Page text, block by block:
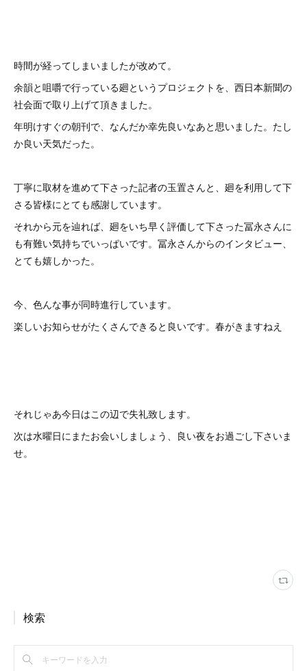
時間が経ってしまいましたが改めて。
余韻と咀嚼で行っている廻というプロジェクトを、西日本新聞の
社会面で取り上げて頂きました。
年明けすぐの朝刊で、なんだか幸先良いなあと思いました。たし
か良い天気だった。
丁寧に取材を進めて下さった記者の玉置さんと、廻を利用して下
さる皆様にとても感謝しています。
それから元を辿れば、廻をいち早く評価して下さった冨永さんに
も有難い気持ちでいっぱいです。冨永さんからのインタビュー、
とても嬉しかった。
今、色んな事が同時進行しています。
楽しいお知らせがたくさんできると良いです。春がきますねえ
それじゃあ今日はこの辺で失礼致します。
次は水曜日にまたお会いしましょう、良い夜をお過ごし下さいま
せ。
検索